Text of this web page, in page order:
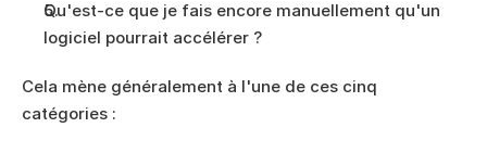
Qu'est-ce que je fais encore manuellement qu'un
logiciel pourrait accélérer ?
Cela mène généralement à l'une de ces cinq
catégories :